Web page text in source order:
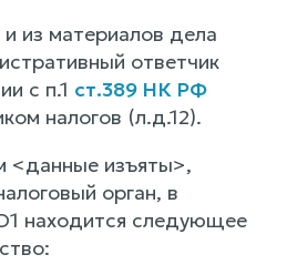
из материалов дела
ответчик
с п.1 ст.389 НК РФ
налогов (л.д.12).
<данные изъяты>,
орган, в
находится следующее